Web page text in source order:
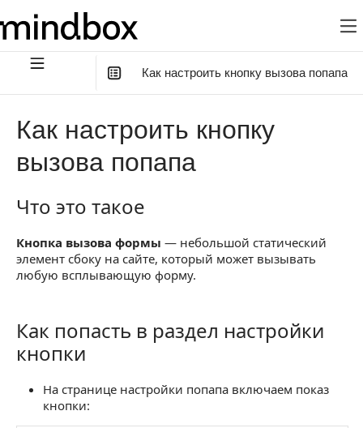
Как настроить кнопку вызова попапа
Настройка кнопки
Как настроить кнопку
вызова попапа
Что это такое
Что это такое
Кнопка вызова формы — небольшой статический
элемент сбоку на сайте, который может вызывать
любую всплывающую форму.
Как попасть враздел настройки кнопки
Как попасть в раздел настройки
кнопки
На странице настройки попапа включаем показ
кнопки: